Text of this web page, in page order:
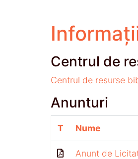
Centrul de
Centrul de resurse
Anunturi
T Nume
Anunt de